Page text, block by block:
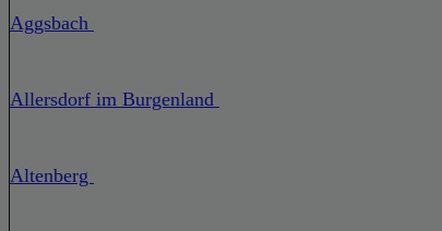
Aggsbach
Allersdorf im Burgenland
Altenberg